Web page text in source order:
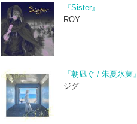
『Sister』
ROY
『朝凪ぐ / 朱夏氷菓』
ジグ